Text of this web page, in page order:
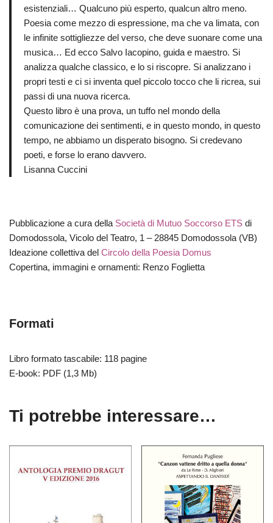
esistenziali… Qualcuno più esperto, qualcun altro meno.
Poesia come mezzo di espressione, ma che va limata, con
le infinite sottigliezze del verso, che deve suonare come una
musica… Ed ecco Salvo Iacopino, guida e maestro. Si
analizza qualche classico, e lo si riscopre. Si analizzano i
propri testi e ci si inventa quel piccolo tocco che li ricrea, sui
passi di una nuova ricerca.
Questo libro è una prova, un tuffo nel mondo della
comunicazione dei sentimenti, e in questo mondo, in questo
tempo, ne abbiamo un disperato bisogno. Si credevano
poeti, e forse lo erano davvero.
Lisanna Cuccini
Pubblicazione a cura della Società di Mutuo Soccorso ETS di
Domodossola, Vicolo del Teatro, 1 – 28845 Domodossola (VB)
Ideazione collettiva del Circolo della Poesia Domus
Copertina, immagini e ornamenti: Renzo Foglietta
Formati
Libro formato tascabile: 118 pagine
E-book: PDF (1,3 Mb)
Ti potrebbe interessare…